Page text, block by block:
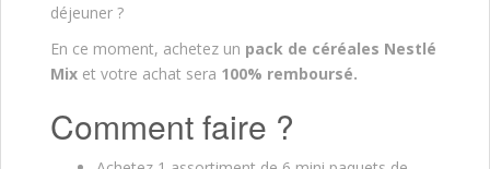
déjeuner ?
En ce moment, achetez un pack de céréales Nestlé
Mix et votre achat sera 100% remboursé.
Comment faire ?